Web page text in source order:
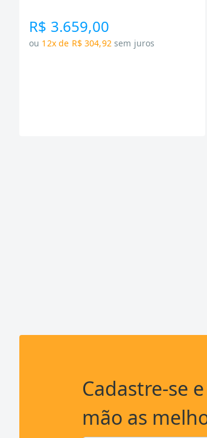
R$ 3.659,00
ou 12x de R$ 304,92 sem juros
Cadastre-se
mão as